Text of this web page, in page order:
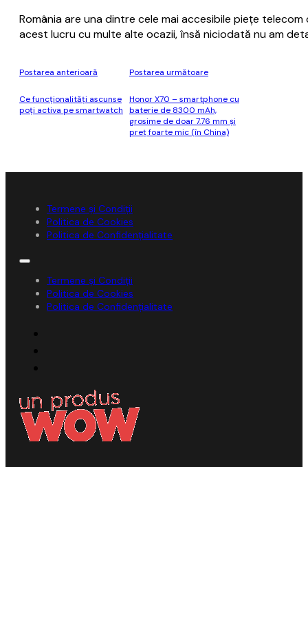
România are una dintre cele mai accesibile pieţe
acest lucru cu multe alte ocazii, însă niciodată nu am
Postarea anterioară
Ce funcționalități ascunse
poți activa pe smartwatch
Postarea următoare
Honor X70 – smartphone cu
baterie de 8300 mAh,
grosime de doar 7.76 mm şi
preţ foarte mic (în China)
Termene și Condiții
Politica de Cookies
Politica de Confidențialitate
Termene și Condiții
Politica de Cookies
Politica de Confidențialitate